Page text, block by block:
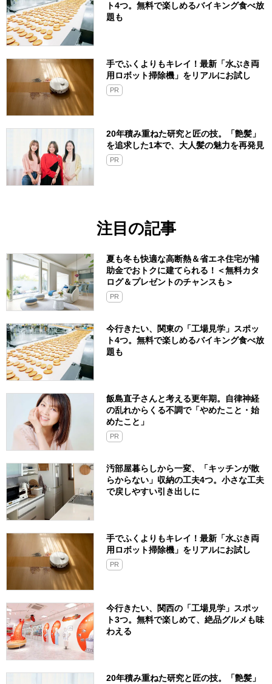
ト4つ。無料で楽しめるバイキング食べ放
題も
手でふくよりもキレイ！最新「水ぶき両
用ロボット掃除機」をリアルにお試し
PR
20年積み重ねた研究と匠の技。「艶髪」
を追求した1本で、大人髪の魅力を再発見
PR
注目の記事
夏も冬も快適な高断熱＆省エネ住宅が補
助金でおトクに建てられる！＜無料カタ
ログ＆プレゼントのチャンスも＞
PR
今行きたい、関東の「工場見学」スポッ
ト4つ。無料で楽しめるバイキング食べ放
題も
飯島直子さんと考える更年期。自律神経
の乱れからくる不調で「やめたこと・始
めたこと」
PR
汚部屋暮らしから一変、「キッチンが散
らからない」収納の工夫4つ。小さな工夫
で戻しやすい引き出しに
手でふくよりもキレイ！最新「水ぶき両
用ロボット掃除機」をリアルにお試し
PR
今行きたい、関西の「工場見学」スポッ
ト3つ。無料で楽しめて、絶品グルメも味
わえる
20年積み重ねた研究と匠の技。「艶髪」